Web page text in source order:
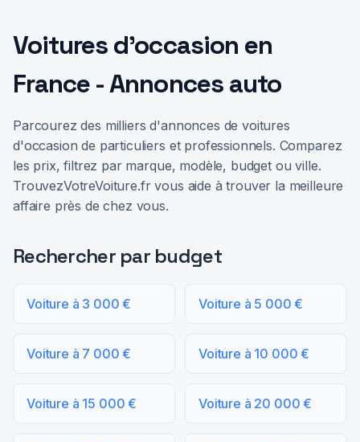
Voitures d'occasion en
France - Annonces auto
Parcourez des milliers d'annonces de voitures
d'occasion de particuliers et professionnels. Comparez
les prix, filtrez par marque, modèle, budget ou ville.
TrouvezVotreVoiture.fr vous aide à trouver la meilleure
affaire près de chez vous.
Rechercher par budget
Voiture à 3 000 € Voiture à 5 000 €
Voiture à 7 000 € Voiture à 10 000 €
Voiture à 15 000 € Voiture à 20 000 €